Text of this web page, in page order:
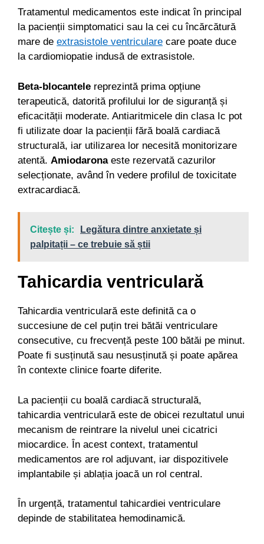
Tratamentul medicamentos este indicat în principal
la pacienții simptomatici sau la cei cu încărcătură
mare de extrasistole ventriculare care poate duce
la cardiomiopatie indusă de extrasistole.
Beta-blocantele reprezintă prima opțiune
terapeutică, datorită profilului lor de siguranță și
eficacității moderate. Antiaritmicele din clasa Ic pot
fi utilizate doar la pacienții fără boală cardiacă
structurală, iar utilizarea lor necesită monitorizare
atentă. Amiodaronaeste rezervată cazurilor
selecționate, având în vedere profilul de toxicitate
extracardiacă.
Citește și:
Legătura dintre anxietate și
palpitații – ce trebuie să știi
Tahicardia ventriculară
Tahicardia ventriculară este definită ca o
succesiune de cel puțin trei bătăi ventriculare
consecutive, cu frecvență peste 100 bătăi pe minut.
Poate fi susținută sau nesusținută și poate apărea
în contexte clinice foarte diferite.
La pacienții cu boală cardiacă structurală,
tahicardia ventriculară este de obicei rezultatul unui
mecanism de reintrare la nivelul unei cicatrici
miocardice. În acest context, tratamentul
medicamentos are rol adjuvant, iar dispozitivele
implantabile și ablația joacă un rol central.
În urgență, tratamentul tahicardiei ventriculare
depinde de stabilitatea hemodinamică.